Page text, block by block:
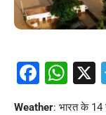
Weather: भारत के 14